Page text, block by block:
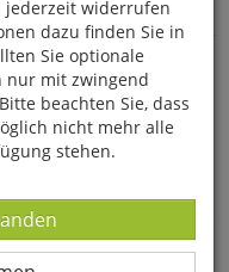
Wiedehopf
widerrufen
dazu finden Sie in
Sie optionale
nur mit zwingend
beachten Sie, dass
nicht mehr alle
stehen.
-